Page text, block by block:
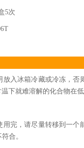
5次
入冰箱冷藏或冷冻，
下就难溶解的化合物在
完，请尽量转移到一
合。